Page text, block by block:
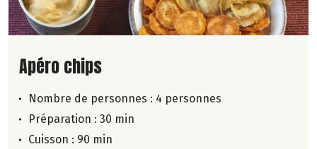
Lire la suite de la recette
Apéro chips
Nombre de personnes : 4 personnes
Préparation : 30 min
Cuisson : 90 min